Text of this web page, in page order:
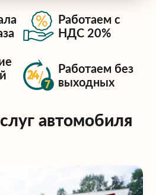
Работаем с
НДС 20%
Работаем без
выходных
автомобиля